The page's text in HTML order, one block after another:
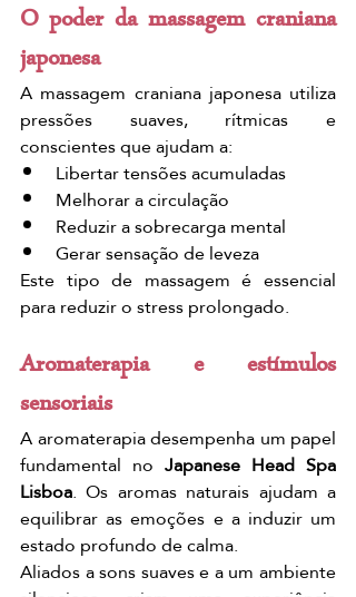
O poder da massagem craniana
japonesa
A massagem craniana japonesa utiliza
pressões suaves, rítmicas e
conscientes que ajudam a:
Libertar tensões acumuladas
Melhorar a circulação
Reduzir a sobrecarga mental
Gerar sensação de leveza
Este tipo de massagem é essencial
para reduzir o stress prolongado.
Aromaterapia e estímulos
sensoriais
A aromaterapia desempenha um papel
fundamental no Japanese Head Spa
Lisboa. Os aromas naturais ajudam a
equilibrar as emoções e a induzir um
estado profundo de calma.
Aliados a sons suaves e a um ambiente